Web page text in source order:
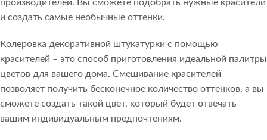
производителей. Вы сможете подобрать нужные красители
и создать самые необычные оттенки.
Колеровка декоративной штукатурки с помощью
красителей – это способ приготовления идеальной палитры
цветов для вашего дома. Смешивание красителей
позволяет получить бесконечное количество оттенков, а вы
сможете создать такой цвет, который будет отвечать
вашим индивидуальным предпочтениям.